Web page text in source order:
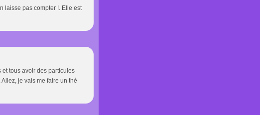
laisse pas compter !. Elle est
et tous avoir des particules
je vais me faire un thé